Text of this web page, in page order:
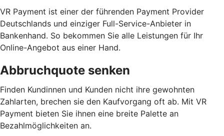
VR Payment ist einer der führenden Payment Provider
Deutschlands und einziger Full-Service-Anbieter in
Bankenhand. So bekommen Sie alle Leistungen für Ihr
Online-Angebot aus einer Hand.
Abbruchquote senken
Finden Kundinnen und Kunden nicht ihre gewohnten
Zahlarten, brechen sie den Kaufvorgang oft ab. Mit VR
Payment bieten Sie ihnen eine breite Palette an
Bezahlmöglichkeiten an.